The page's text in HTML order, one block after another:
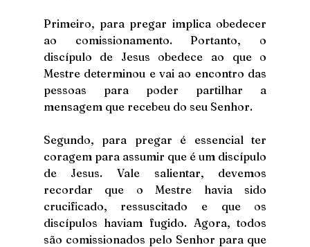
Primeiro, para pregar implica obedecer
ao comissionamento. Portanto, o
discípulo de Jesus obedece ao que o
Mestre determinou e vai ao encontro das
pessoas para poder partilhar a
mensagem que recebeu do seu Senhor.
Segundo, para pregar é essencial ter
coragem para assumir que é um discípulo
de Jesus. Vale salientar, devemos
recordar que o Mestre havia sido
crucificado, ressuscitado e que os
discípulos haviam fugido. Agora, todos
são comissionados pelo Senhor para que